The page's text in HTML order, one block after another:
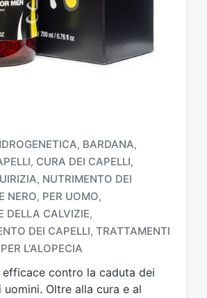
, BARDANA,
, CURA DEI CAPELLI,
, NUTRIMENTO DEI
NERO, PER UOMO,
DELLA CALVIZIE,
DEI CAPELLI, TRATTAMENTI
L'ALOPECIA
efficace contro la caduta dei
Oltre alla cura e al